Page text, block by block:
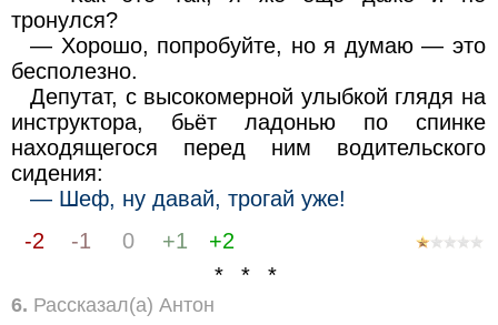
тронулся?
— Хорошо, попробуйте, но я думаю — это
бесполезно.
Депутат, с высокомерной улыбкой глядя на
инструктора, бьёт ладонью по спинке
находящегося перед ним водительского
сидения:
— Шеф, ну давай, трогай уже!
-2
-1 0 +1
+2
* * *
6. Рассказал(а) Антон